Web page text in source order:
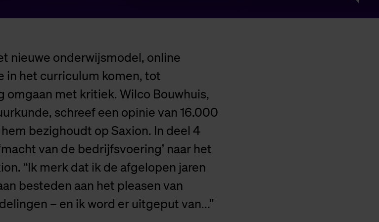
nieuwe onderwijsmodel, online
in het curriculum komen, tot
omgaan met kritiek. Wilco Bouwhuis,
schreef een opinie van 16.000
bezighoudt op Saxion. In deel 4
van de bedrijfsvoering’ naar het
“Ik merk dat ik de afgelopen jaren
besteden aan het pleasen van
– en ik word er uitgeput van...”